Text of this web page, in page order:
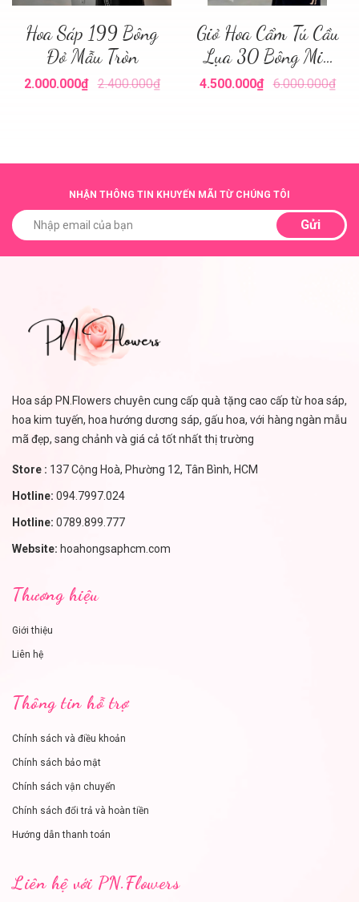
Hoa Sáp 199 Bông
Đỏ Mẫu Tròn
2.000.000₫ 2.400.000₫
Giỏ Hoa Cẩm Tú Cầu
Lụa 30 Bông Mix
Tone Xanh
4.500.000₫ 6.000.000₫
NHẬN THÔNG TIN KHUYẾN MÃI TỪ CHÚNG TÔI
Gửi
Hoa sáp PN.Flowers chuyên cung cấp quà tặng cao cấp từ hoa sáp,
hoa kim tuyến, hoa hướng dương sáp, gấu hoa, với hàng ngàn mẫu
mã đẹp, sang chảnh và giá cả tốt nhất thị trường
Store : 137 Cộng Hoà, Phường 12, Tân Bình, HCM
Hotline: 094.7997.024
Hotline: 0789.899.777
Website: hoahongsaphcm.com
Thương hiệu
Giới thiệu
Liên hệ
Thông tin hỗ trợ
Chính sách và điều khoản
Chính sách bảo mật
Chính sách vận chuyển
Chính sách đổi trả và hoàn tiền
Hướng dẫn thanh toán
Liên hệ với PN.Flowers